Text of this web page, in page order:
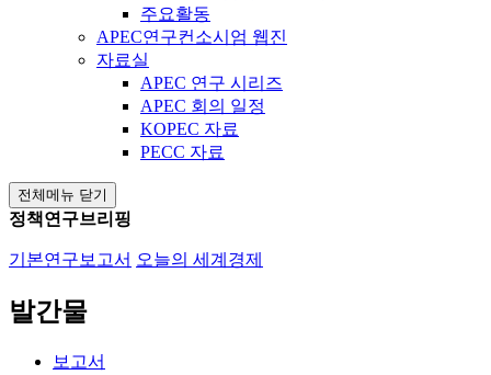
주요활동
APEC연구컨소시엄 웹진
자료실
APEC 연구 시리즈
APEC 회의 일정
KOPEC 자료
PECC 자료
전체메뉴 닫기
정책연구브리핑
기본연구보고서 오늘의 세계경제
발간물
보고서